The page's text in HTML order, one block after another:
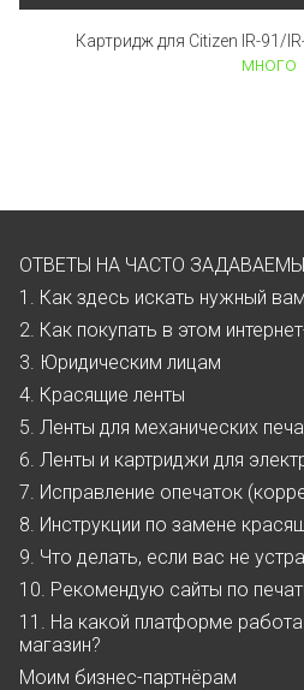
Картридж для Citizen IR-91/
много
ОТВЕТЫ НА ЧАСТО
1. Как здесь искать нужный
2. Как покупать в этом
3. Юридическим лицам
4. Красящие ленты
5. Ленты для механических
6. Ленты и картриджи для
7. Исправление опечаток
8. Инструкции по замене
9. Что делать, если вас не
10. Рекомендую сайты по
11. На какой платформе
магазин?
Моим бизнес-партнёрам